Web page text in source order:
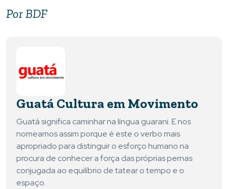
Por BDF
Guatá Cultura em Movimento
Guatá significa caminhar na língua guarani. E nos
nomeamos assim porque é este o verbo mais
apropriado para distinguir o esforço humano na
procura de conhecer a força das próprias pernas
conjugada ao equilíbrio de tatear o tempo e o
espaço.